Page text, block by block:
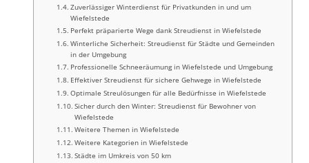
Zuverlässiger Winterdienst für Privatkunden in und um
Wiefelstede
Perfekt präparierte Wege dank Streudienst in Wiefelstede
Winterliche Sicherheit: Streudienst für Städte und Gemeinden
in der Umgebung
Professionelle Schneeräumung in Wiefelstede und Umgebung
Effektiver Streudienst für sichere Gehwege in Wiefelstede
Optimale Streulösungen für alle Bedürfnisse in Wiefelstede
Sicher durch den Winter: Streudienst für Bewohner von
Wiefelstede
Weitere Themen in Wiefelstede
Weitere Kategorien in Wiefelstede
Städte im Umkreis von 50 km